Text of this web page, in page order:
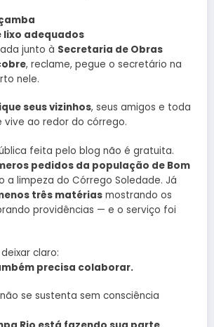
lixo adequados
junto à Secretaria de Obras
, reclame, pegue o secretário na
nele.
seus vizinhos, seus amigos e toda
vive ao redor do córrego.
feita pelo blog não é gratuita.
pedidos da população de Bom
a limpeza do Córrego Soledade. Já
três matérias mostrando os
providências — e o serviço foi
claro:
precisa colaborar.
se sustenta sem consciência